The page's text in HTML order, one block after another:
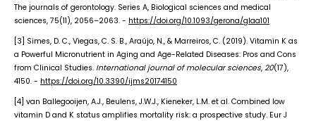
The journals of gerontology. Series A, Biological sciences and medical
sciences, 75(11), 2056–2063. - https://doi.org/10.1093/gerona/glaa101
[3] Simes, D. C., Viegas, C. S. B., Araújo, N., & Marreiros, C. (2019). Vitamin K as
a Powerful Micronutrient in Aging and Age-Related Diseases: Pros and Cons
from Clinical Studies. International journal of molecular sciences, 20(17),
4150. - https://doi.org/10.3390/ijms20174150
[4] van Ballegooijen, A.J., Beulens, J.W.J., Kieneker, L.M. et al. Combined low
vitamin D and K status amplifies mortality risk: a prospective study. Eur J